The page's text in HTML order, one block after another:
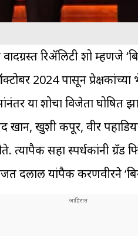
रिॲलिटी शो म्हणजे
2024 पासून
या शोचा विजेता
खुशी कपूर, वीर
सहा स्पर्धकांनी ग्रँड
दलाल यांपैकी करणवीरने